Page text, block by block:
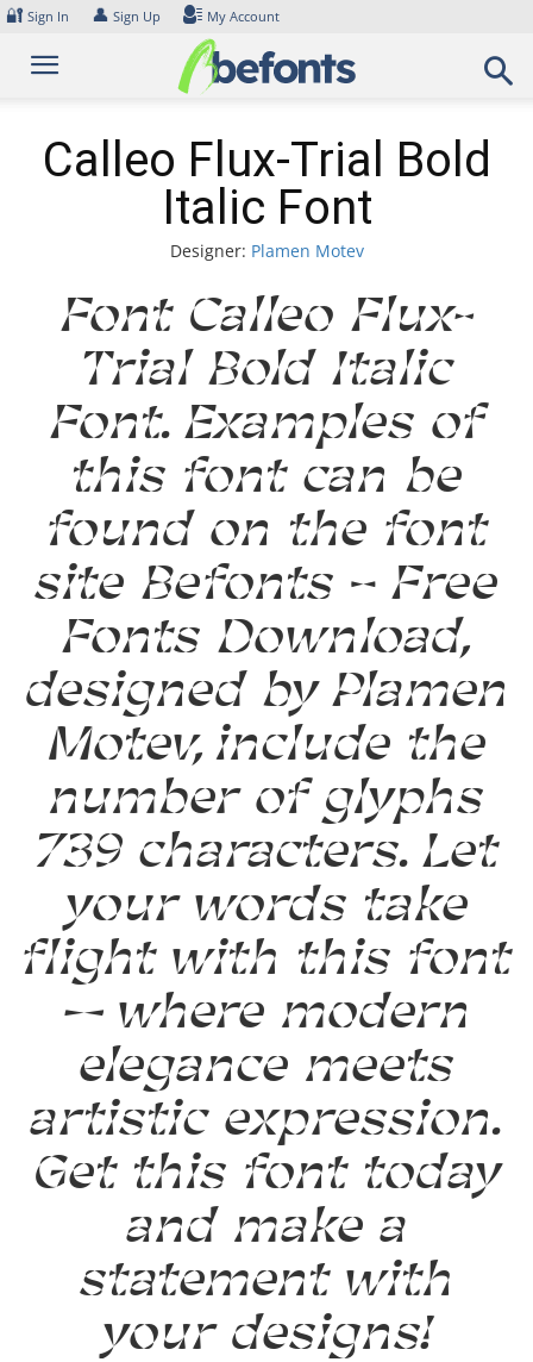
Skip
content
🔐 Sign In 👤 Sign Up My Account
Calleo Flux-Trial Bold
Italic Font
Designer: Plamen Motev
Font Calleo Flux-
Trial Bold Italic
Font. Examples of
this font can be
found on the font
site Befonts – Free
Fonts Download,
designed by Plamen
Motev, include the
number of glyphs
739 characters. Let
your words take
flight with this font
— where modern
elegance meets
artistic expression.
Get this font today
and make a
statement with
your designs!